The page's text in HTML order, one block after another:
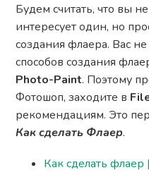
Будем считать, что вы
интересует один, но
создания флаера. Вас
способов создания
Photo-Paint. Поэтому
Фотошоп, заходите в
рекомендациям. Это
Как сделать Флаер.
Как сделать флаер